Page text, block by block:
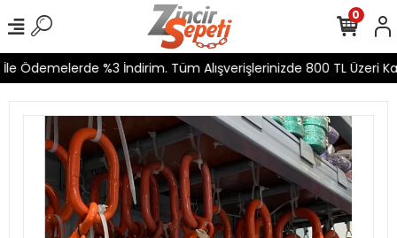
Ödemelerde %3 İndirim. Tüm Alışverişlerinizde 800 TL Üzeri
0